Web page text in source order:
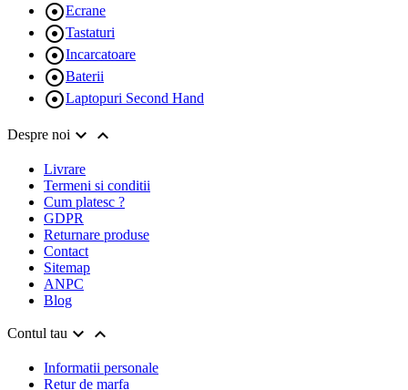
Ecrane
Tastaturi
Incarcatoare
Baterii
Laptopuri Second Hand
Despre noi  
Livrare
Termeni si conditii
Cum platesc ?
GDPR
Returnare produse
Contact
Sitemap
ANPC
Blog
Contul tau  
Informatii personale
Retur de marfa